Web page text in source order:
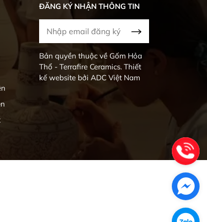
ĐĂNG KÝ NHẬN THÔNG TIN
Bản quyền thuộc về Gốm Hỏa
Thổ - Terrafire Ceramics. Thiết
kế website bởi ADC Việt Nam